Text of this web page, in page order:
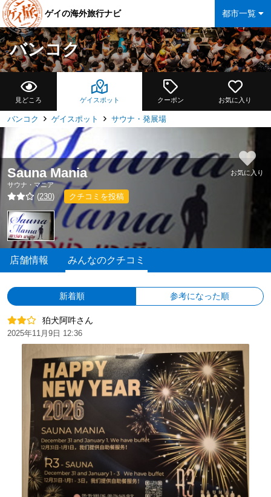
都市一覧
ゲイの海外旅行ナビ
バンコク
見どころ ゲイスポット クーポン お気に入り
バンコク ゲイスポット サウナ・発展場
Sauna Mania
サウナ・マニア
(230) クチコミを投稿
お気に入り
店舗情報 みんなのクチコミ
新着順 参考になった順
狛犬阿吽さん
2025年11月9日 12:36